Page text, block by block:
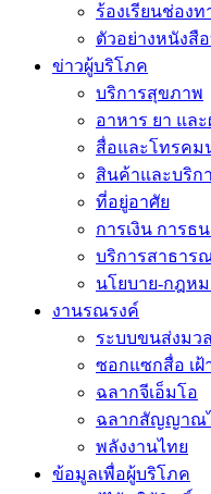
ร้องเรียนช่องท
ตัวอย่างหนังสื
ข่าวผู้บริโภค
บริการสุขภาพ
อาหาร ยา แ
สื่อและโทรคม
สินค้าและบริก
ที่อยู่อาศัย
การเงิน การธ
บริการสาธาร
นโยบาย-กฎหม
งานรณรงค์
ระบบขนส่งมว
ซอกแซกสื่อ เฝ้
ฉลากจีเอ็มโอ
ฉลากสัญญาณ
พลังงานไทย
ข้อมูลเพื่อผู้บริโภค